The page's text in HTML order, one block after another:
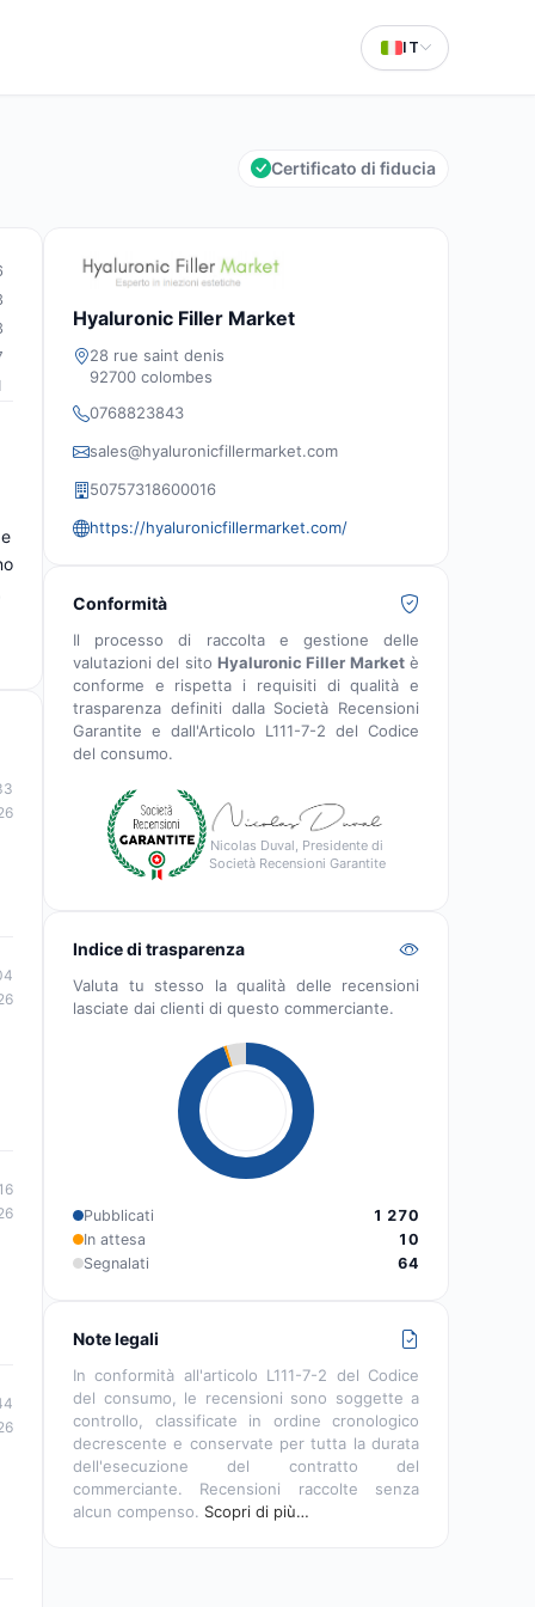
IT
Certificato di fiducia
Hyaluronic Filler Market
28 rue saint denis
92700 colombes
0768823843
sales@hyaluronicfillermarket.com
50757318600016
https://hyaluronicfillermarket.com/
Conformità
Il processo di raccolta e gestione delle
valutazioni del sito Hyaluronic Filler Marketè
conforme e rispetta i requisiti di qualità e
trasparenza definiti dalla Società Recensioni
Garantite e dall'Articolo L111-7-2 del Codice
del consumo.
Nicolas Duval, Presidente di
Società Recensioni Garantite
Indice di trasparenza
Valuta tu stesso la qualità delle recensioni
lasciate dai clienti di questo commerciante.
Pubblicati
1 270
In attesa
10
Segnalati
64
Note legali
In conformità all'articolo L111-7-2 del Codice
del consumo, le recensioni sono soggette a
controllo, classificate in ordine cronologico
decrescente e conservate per tutta la durata
dell'esecuzione del contratto del
commerciante. Recensioni raccolte senza
alcun compenso. Scopri di più…